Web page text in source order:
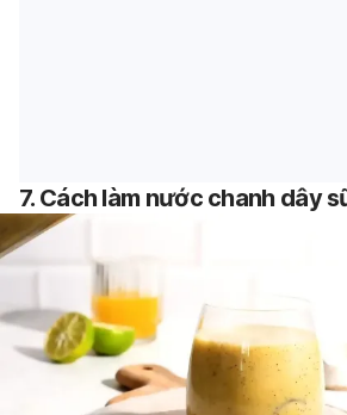
7. Cách làm nước chanh dây